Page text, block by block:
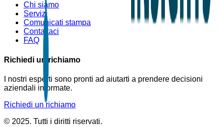
Chi siamo
Servizi
Comunicati stampa
Contattaci
FAQ
Richiedi un richiamo
I nostri esperti sono pronti ad aiutarti a prendere decisioni
aziendali informate.
Richiedi un richiamo
© 2025. Tutti i diritti riservati.